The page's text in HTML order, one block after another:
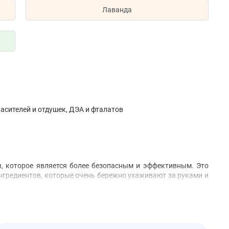
Лаванда
и отдушек, ДЭА и фталатов
является более безопасным и эффективным. Это
которые очень бережно ухаживают за руками и